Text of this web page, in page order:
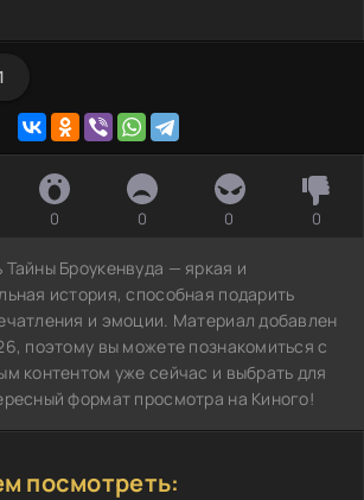
0 0 0 0
Броукенвуда — яркая и
история, способная подарить
и эмоции. Материал добавлен
поэтому вы можете познакомиться с
контентом уже сейчас и выбрать для
формат просмотра на Киного!
посмотреть: